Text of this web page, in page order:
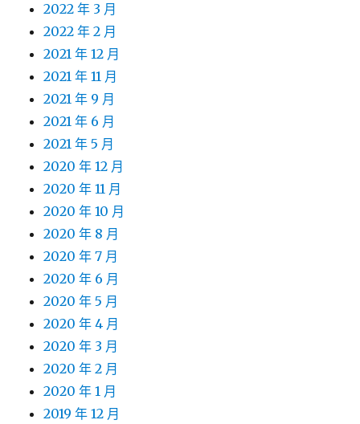
2022 年 3 月
2022 年 2 月
2021 年 12 月
2021 年 11 月
2021 年 9 月
2021 年 6 月
2021 年 5 月
2020 年 12 月
2020 年 11 月
2020 年 10 月
2020 年 8 月
2020 年 7 月
2020 年 6 月
2020 年 5 月
2020 年 4 月
2020 年 3 月
2020 年 2 月
2020 年 1 月
2019 年 12 月